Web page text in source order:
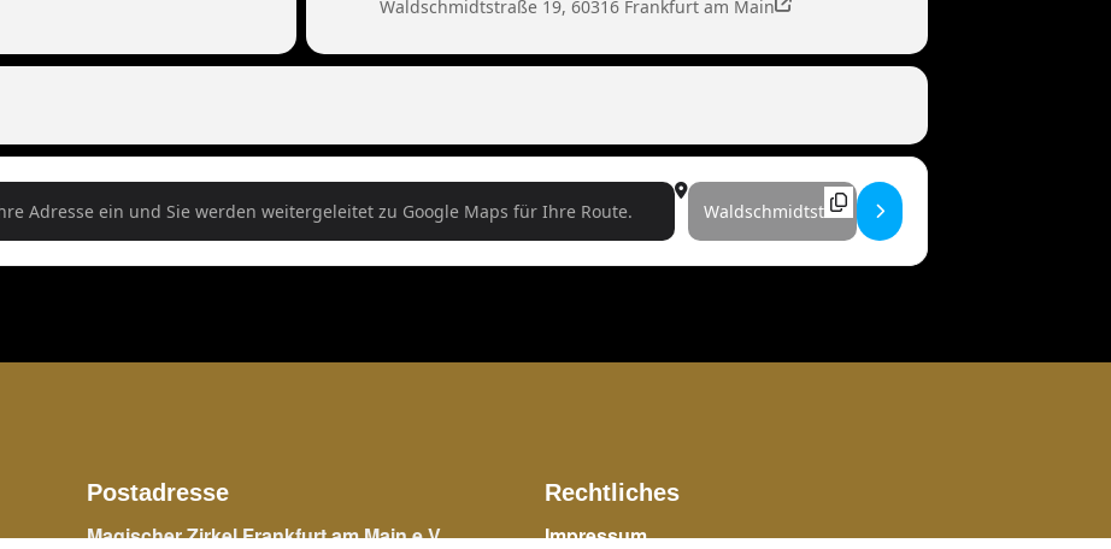
Waldschmidtstraße 19, 60316 Frankfurt am Main
Show [] Destination Address - Magic Monday Show
Postadresse
Magischer Zirkel Frankfurt am Main e.V.
Rechtliches
Impressum